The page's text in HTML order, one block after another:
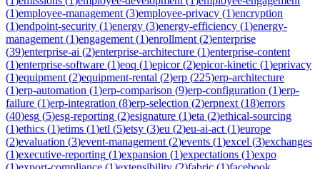
(1)employee-management (3)employee-privacy (1)encryption
(1)endpoint-security (1)energy (3)energy-efficiency (1)energy-
management (1)engagement (1)enrollment (2)enterprise
(39)enterprise-ai (2)enterprise-architecture (1)enterprise-content
(1)enterprise-software (1)eoq (1)epicor(2)epicor-kinetic (1)eprivacy
(1)equipment (2)equipment-rental (2)erp (225)erp-architecture
(1)erp-automation (1)erp-comparison (9)erp-configuration (1)erp-
failure (1)erp-integration (8)erp-selection (2)erpnext (18)errors
(40)esg (5)esg-reporting (2)esignature (1)eta (2)ethical-sourcing
(1)ethics (1)etims (1)etl (5)etsy (3)eu (2)eu-ai-act (1)europe
(2)evaluation (3)event-management (2)events (1)excel (3)exchanges
(1)executive-reporting (1)expansion (1)expectations (1)expo